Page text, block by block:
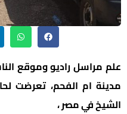
علم مراسل راديو وموقع
مدينة ام الفحم، تعرضت
الشيخ في مصر ،